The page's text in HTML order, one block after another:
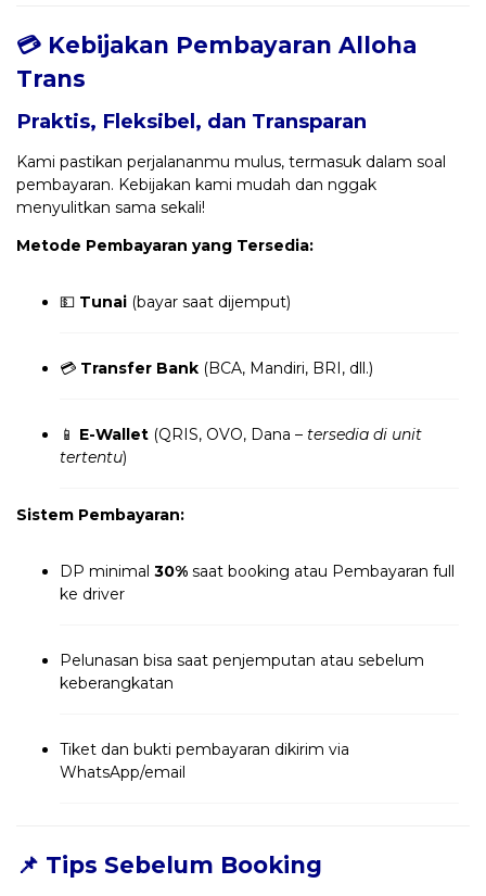
💳 Kebijakan Pembayaran Alloha
Trans
Praktis, Fleksibel, dan Transparan
Kami pastikan perjalananmu mulus, termasuk dalam soal
pembayaran. Kebijakan kami mudah dan nggak
menyulitkan sama sekali!
Metode Pembayaran yang Tersedia:
💵 Tunai (bayar saat dijemput)
💳 Transfer Bank (BCA, Mandiri, BRI, dll.)
📱 E-Wallet (QRIS, OVO, Dana – tersedia di unit
tertentu)
Sistem Pembayaran:
DP minimal 30% saat booking atau Pembayaran full
ke driver
Pelunasan bisa saat penjemputan atau sebelum
keberangkatan
Tiket dan bukti pembayaran dikirim via
WhatsApp/email
📌 Tips Sebelum Booking